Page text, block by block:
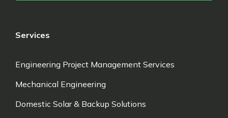
Services
Engineering Project Management Services
Mechanical Engineering
Domestic Solar & Backup Solutions